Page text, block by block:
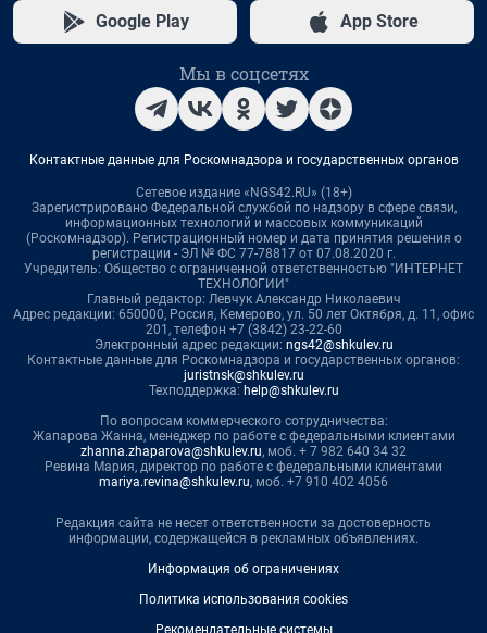
Google Play App Store
Мы в соцсетях
Контактные данные для Роскомнадзора и государственных органов
Сетевое издание «NGS42.RU» (18+)
Зарегистрировано Федеральной службой по надзору в сфере связи,
информационных технологий и массовых коммуникаций
(Роскомнадзор). Регистрационный номер и дата принятия решения о
регистрации - ЭЛ № ФС 77-78817 от 07.08.2020 г.
Учредитель: Общество с ограниченной ответственностью "ИНТЕРНЕТ
ТЕХНОЛОГИИ"
Главный редактор: Левчук Александр Николаевич
Адрес редакции: 650000, Россия, Кемерово, ул. 50 лет Октября, д. 11, офис
201, телефон +7 (3842) 23-22-60
Электронный адрес редакции: ngs42@shkulev.ru
Контактные данные для Роскомнадзора и государственных органов:
juristnsk@shkulev.ru
Техподдержка: help@shkulev.ru
По вопросам коммерческого сотрудничества:
Жапарова Жанна, менеджер по работе с федеральными клиентами
zhanna.zhaparova@shkulev.ru, моб. + 7 982 640 34 32
Ревина Мария, директор по работе с федеральными клиентами
mariya.revina@shkulev.ru, моб. +7 910 402 4056
Редакция сайта не несет ответственности за достоверность
информации, содержащейся в рекламных объявлениях.
Информация об ограничениях
Политика использования cookies